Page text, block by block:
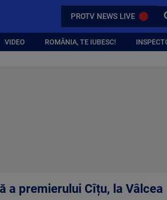
PROTV NEWS LIVE
VIDEO ROMÂNIA, TE IUBESC!
a premierului Cîțu, la Vâlcea